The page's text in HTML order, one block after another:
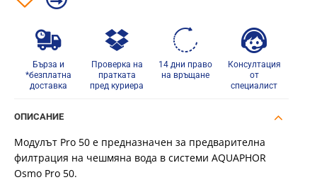
Бърза и
*безплатна
доставка
Проверка на
пратката
пред куриера
14 дни право
на връщане
Консултация
от
специалист
ОПИСАНИЕ
Модулът Pro 50 е предназначен за предварителна
филтрация на чешмяна вода в системи AQUAPHOR
Osmo Pro 50.